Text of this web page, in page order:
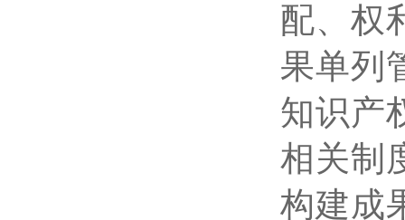
配、权
果单列
知识产
相关制
构建成